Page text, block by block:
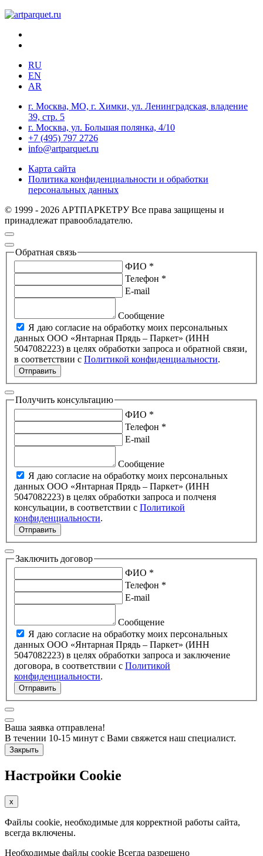
RU
EN
AR
г. Москва, МО, г. Химки, ул. Ленинградская, владение
39, стр. 5
г. Москва, ул. Большая полянка, 4/10
+7 (495) 797 2726
info@artparquet.ru
Карта сайта
Политика конфиденциальности и обработки
персональных данных
© 1999 - 2026 АРТПАРКЕТРУ Все права защищены и
принадлежат правообладателю.
Обратная связь
ФИО *
Телефон *
E-mail
Сообщение
Я даю согласие на обработку моих персональных
данных ООО «Янтарная Прядь – Паркет» (ИНН
5047082223) в целях обработки запроса и обратной связи,
в соответствии с Политикой конфиденциальности.
Отправить
Получить консультацию
ФИО *
Телефон *
E-mail
Сообщение
Я даю согласие на обработку моих персональных
данных ООО «Янтарная Прядь – Паркет» (ИНН
5047082223) в целях обработки запроса и полченя
консульации, в соответствии с Политикой
конфиденциальности.
Отправить
Заключить договор
ФИО *
Телефон *
E-mail
Сообщение
Я даю согласие на обработку моих персональных
данных ООО «Янтарная Прядь – Паркет» (ИНН
5047082223) в целях обработки запроса и заключение
договора, в соответствии с Политикой
конфиденциальности.
Отправить
Ваша заявка отправлена!
В течении 10-15 минут с Вами свяжется наш специалист.
Закрыть
Настройки Cookie
x
Файлы cookie, необходимые для корректной работы сайта,
всегда включены.
Необходимые файлы cookie Всегда разрешено